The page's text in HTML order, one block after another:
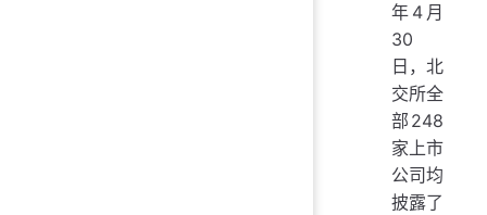
年4月
30
日，北
交所全
部248
家上市
公司均
披露了